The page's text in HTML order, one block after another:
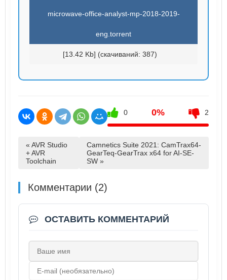
microwave-office-analyst-mp-2018-2019-
eng.torrent
[13.42 Kb] (cкачиваний: 387)
0 0% 2
« AVR Studio
+ AVR
Toolchain
Camnetics Suite 2021: CamTrax64-
GearTeq-GearTrax x64 for AI-SE-
SW »
Комментарии (2)
ОСТАВИТЬ КОММЕНТАРИЙ